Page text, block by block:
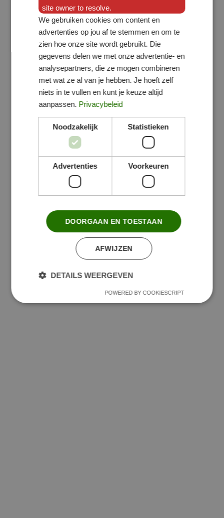
site owner to resolve.
We gebruiken cookies om content en
advertenties op jou af te stemmen en om te
zien hoe onze site wordt gebruikt. Die
gegevens delen we met onze advertentie- en
analysepartners, die ze mogen combineren
met wat ze al van je hebben. Je hoeft zelf
niets in te vullen en kunt je keuze altijd
aanpassen. Privacybeleid
Noodzakelijk Statistieken
Advertenties Voorkeuren
DOORGAAN EN TOESTAAN
AFWIJZEN
DETAILS WEERGEVEN
POWERED BY COOKIESCRIPT